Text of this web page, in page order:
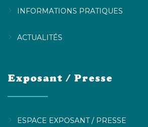
INFORMATIONS PRATIQUES
ACTUALITÉS
Exposant / Presse
ESPACE EXPOSANT / PRESSE